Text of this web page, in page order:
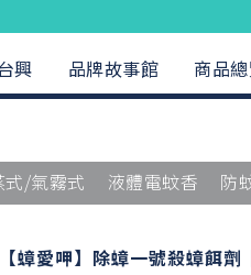
興 品牌故事館 商品
式/氣霧式 液體電蚊香 防
【蟑愛呷】除蟑一號殺蟑餌